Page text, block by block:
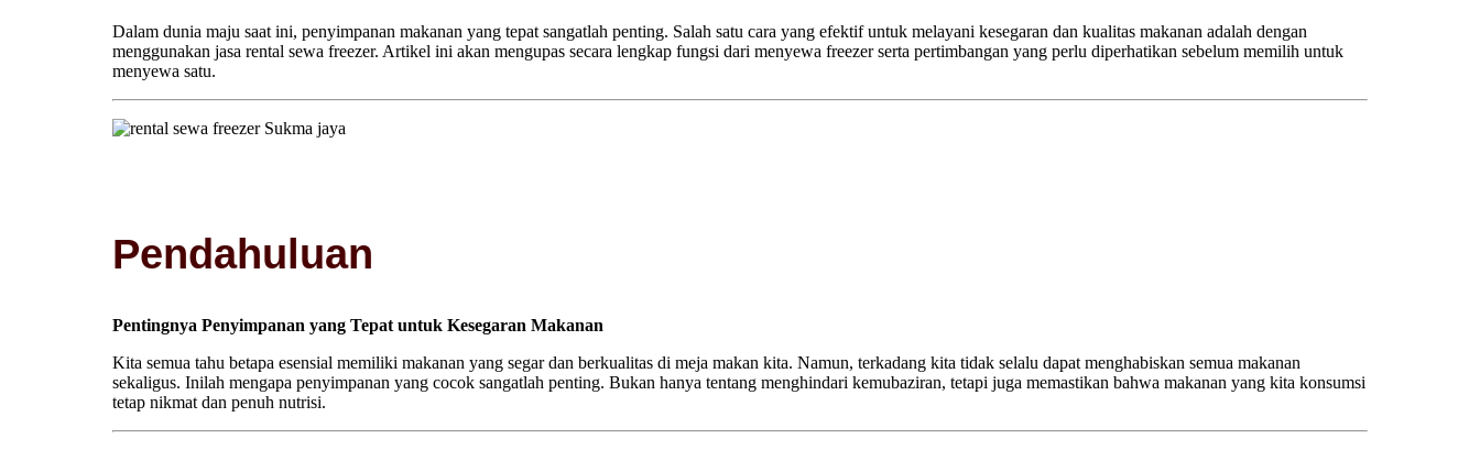
Dalam dunia maju saat ini, penyimpanan makanan yang tepat sangatlah penting. Salah satu cara yang efektif untuk melayani kesegaran dan kualitas makanan adalah dengan
menggunakan jasa rental sewa freezer. Artikel ini akan mengupas secara lengkap fungsi dari menyewa freezer serta pertimbangan yang perlu diperhatikan sebelum memilih untuk
menyewa satu.
Pendahuluan
Pentingnya Penyimpanan yang Tepat untuk Kesegaran Makanan
Kita semua tahu betapa esensial memiliki makanan yang segar dan berkualitas di meja makan kita. Namun, terkadang kita tidak selalu dapat menghabiskan semua makanan
sekaligus. Inilah mengapa penyimpanan yang cocok sangatlah penting. Bukan hanya tentang menghindari kemubaziran, tetapi juga memastikan bahwa makanan yang kita konsumsi
tetap nikmat dan penuh nutrisi.